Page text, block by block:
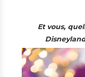
Et vous,